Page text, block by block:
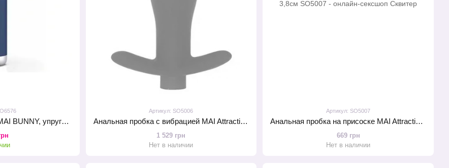
Вибратор для клитора MAI BUNNY, упругие ушки, особо мощный
Артикул: SO5006
Анальная пробка с вибрацией MAI Attraction Toys №87 Purple перезаряжаемая, длина 11см, диаметр 3,5см
1 529 грн
Нет в наличии
Артикул: SO5007
Анальная пробка на присоске MAI Attraction Toys №35 Purple, длина 15,5см, диаметр 3,8см
669 грн
Нет в наличии